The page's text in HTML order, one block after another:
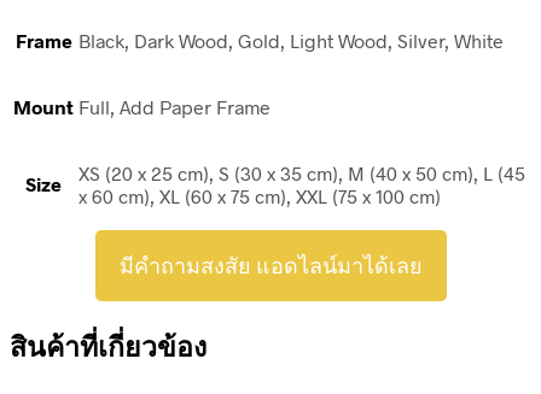
Frame Black, Dark Wood, Gold, Light Wood, Silver, White
Mount Full, Add Paper Frame
Size
XS (20 x 25 cm), S (30 x 35 cm), M (40 x 50 cm), L (45
x 60 cm), XL (60 x 75 cm), XXL (75 x 100 cm)
มีคำถามสงสัย แอดไลน์มาได้เลย
สินค้าที่เกี่ยวข้อง